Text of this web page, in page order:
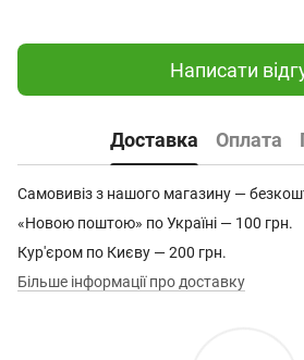
Написати
Доставка Оплата
Самовивіз з нашого магазину —
«Новою поштою» по Україні — 100 грн.
Кур'єром по Києву — 200 грн.
Більше інформації про доставку